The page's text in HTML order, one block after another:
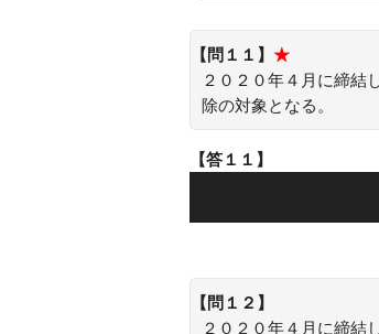
【問１１】 ★
２０２０年４月に締結
除の対象となる。
【答１１】
【問１２】
２０２０年４月に締結